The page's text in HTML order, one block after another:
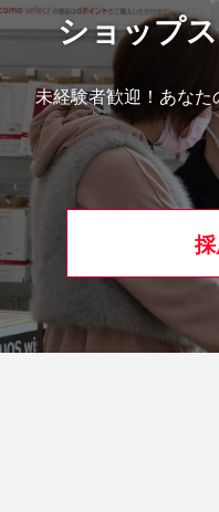
ショップ
未経験者歓迎！あな